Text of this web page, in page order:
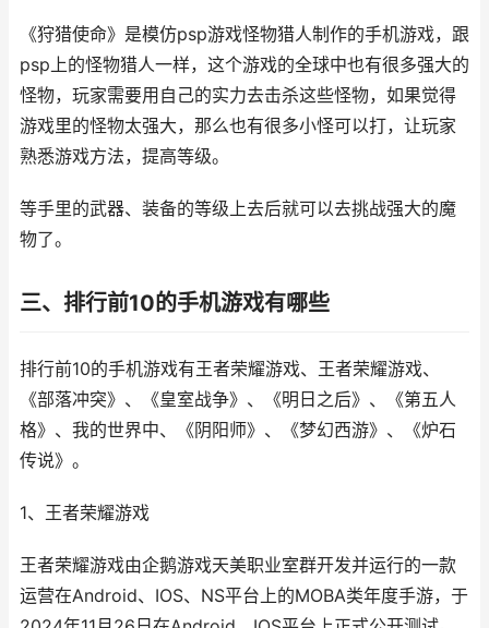
《狩猎使命》是模仿psp游戏怪物猎人制作的手机游戏，跟
psp上的怪物猎人一样，这个游戏的全球中也有很多强大的
怪物，玩家需要用自己的实力去击杀这些怪物，如果觉得
游戏里的怪物太强大，那么也有很多小怪可以打，让玩家
熟悉游戏方法，提高等级。
等手里的武器、装备的等级上去后就可以去挑战强大的魔
物了。
三、排行前10的手机游戏有哪些
排行前10的手机游戏有王者荣耀游戏、王者荣耀游戏、
《部落冲突》、《皇室战争》、《明日之后》、《第五人
格》、我的世界中、《阴阳师》、《梦幻西游》、《炉石
传说》。
1、王者荣耀游戏
王者荣耀游戏由企鹅游戏天美职业室群开发并运行的一款
运营在Android、IOS、NS平台上的MOBA类年度手游，于